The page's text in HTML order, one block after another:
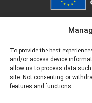
To provide the best
and/or access device
allow us to process data
site. Not consenting or
features and functions.
solo o ai soli autori e non
europea o dell’Agenzia